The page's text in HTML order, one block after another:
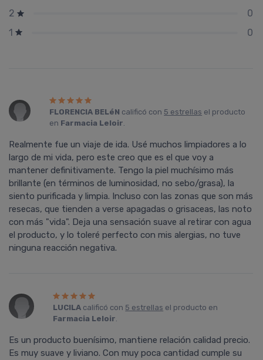
2
0
1
0
FLORENCIA BELéN calificó con 5 estrellas el producto
en Farmacia Leloir.
Realmente fue un viaje de ida. Usé muchos limpiadores a lo
largo de mi vida, pero este creo que es el que voy a
mantener definitivamente. Tengo la piel muchísimo más
brillante (en términos de luminosidad, no sebo/grasa), la
siento purificada y limpia. Incluso con las zonas que son más
resecas, que tienden a verse apagadas o grisaceas, las noto
con más "vida". Deja una sensación suave al retirar con agua
el producto, y lo toleré perfecto con mis alergias, no tuve
ninguna reacción negativa.
LUCILA calificó con 5 estrellas el producto en
Farmacia Leloir.
Es un producto buenísimo, mantiene relación calidad precio.
Es muy suave y liviano. Con muy poca cantidad cumple su